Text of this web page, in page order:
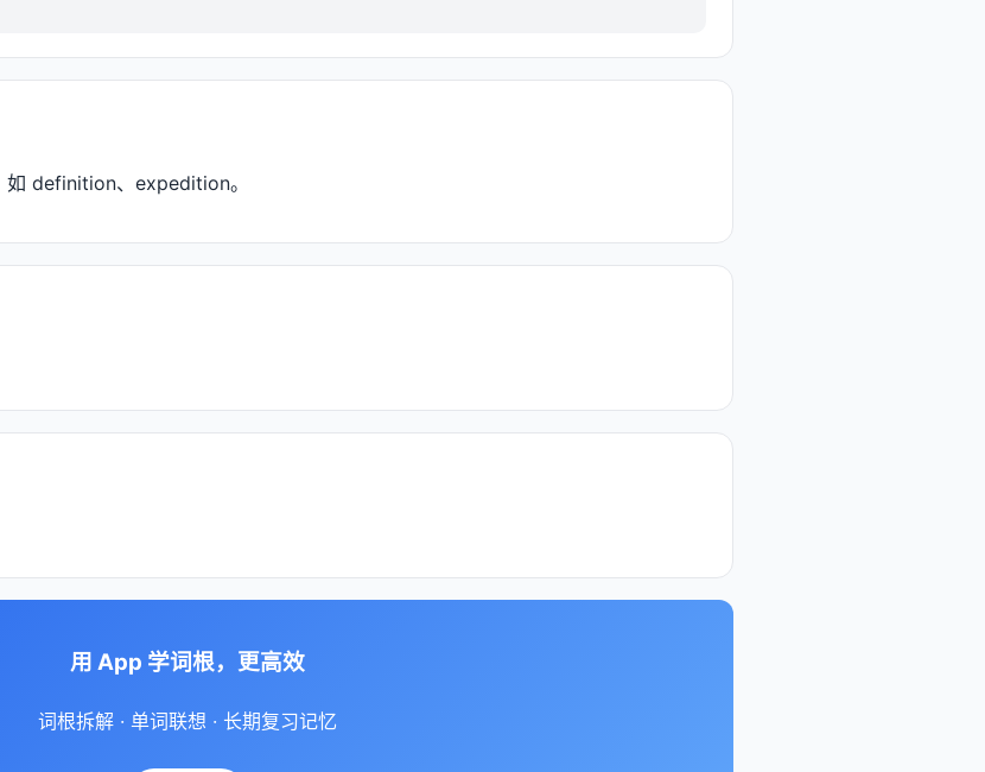
definition、expedition。
用 App 学词根，更高效
词根拆解 · 单词联想 · 长期复习记忆